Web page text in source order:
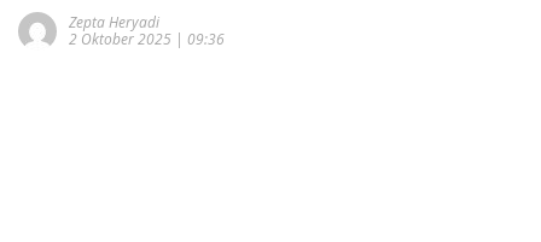
Zepta Heryadi
2 Oktober 2025 | 09:36